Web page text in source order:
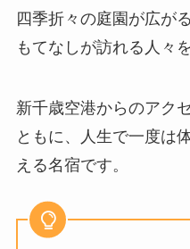
四季折々の庭園が広が
もてなしが訪れる人々
新千歳空港からのアク
ともに、人生で一度は
える名宿です。